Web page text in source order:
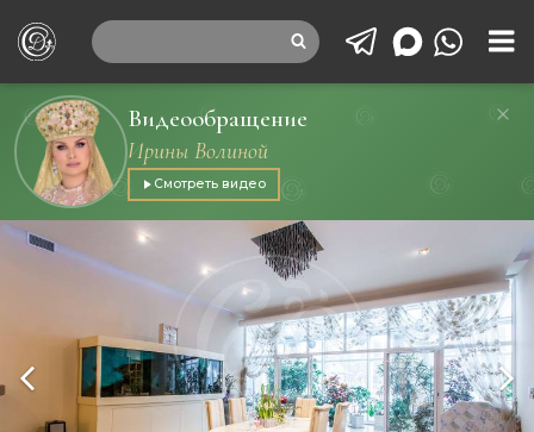
Видеообращение
Ирины Волиной
Смотреть видео